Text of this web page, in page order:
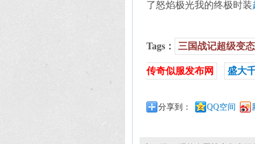
了怒焰极光我的终极时装
Tags： 三国战记超级变
传奇似服发布网 盛大
分享到： QQ空间